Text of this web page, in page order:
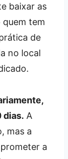
baixar as
quem tem
de
no local
dias. A
mas a
a